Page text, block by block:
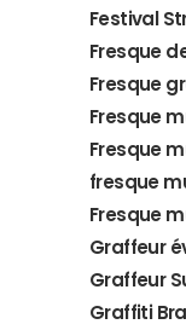
Festival
Fresque
Fresque
Fresque
Fresque
fresque
Fresque
Graffeur
Graffeur
Graffiti